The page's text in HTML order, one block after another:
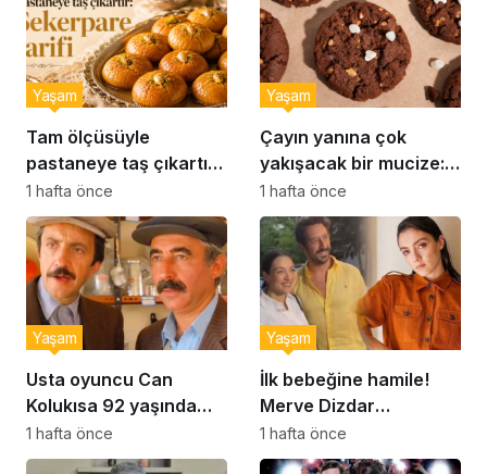
Tam ölçüsüyle
pastaneye taş çıkartır:
Şekerpare tarifi
Yaşam
1 hafta önce
Çayın yanına çok
yakışacak bir mucize:
Brownie tadında ıslak
kurabiye tarifi…
Yaşam
1 hafta önce
Usta oyuncu Can
Kolukısa 92 yaşında
hayatını kaybetti
Yaşam
1 hafta önce
İlk bebeğine hamile!
Merve Dizdar
sessizliğini bozdu: ‘İsim
bulmak çok zor’
Yaşam
1 hafta önce